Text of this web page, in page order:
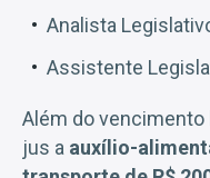
Analista
Assistente
Além do
jus a auxílio-